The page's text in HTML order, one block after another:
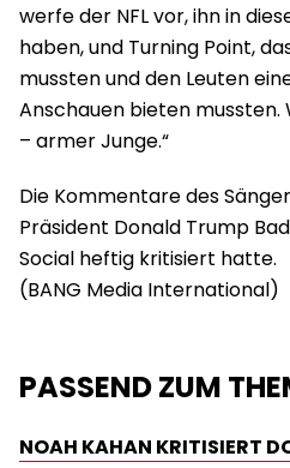
werfe der NFL vor, ihn in
haben, und Turning Point,
mussten und den Leuten
Anschauen bieten mussten.
– armer Junge.“
Die Kommentare des
Präsident Donald Trump
Social heftig kritisiert hatte.
PASSEND ZUM
NOAH KAHAN KRITISIERT